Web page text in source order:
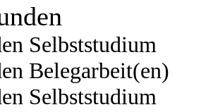
Selbststudium
Belegarbeit(en)
Selbststudium